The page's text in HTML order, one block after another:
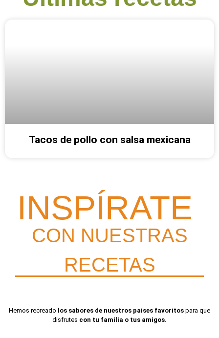
Tacos de pollo con salsa mexicana
INSPÍRATE
CON NUESTRAS
RECETAS
Hemos recreado los sabores de nuestros países favoritos para que
disfrutes con tu familia o tus amigos.